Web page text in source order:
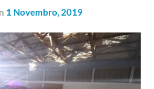
1 Novembro, 2019